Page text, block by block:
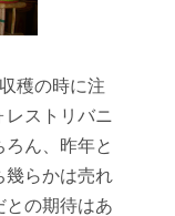
穫の時に注
ストリバニ
ん、昨年と
幾らかは売れ
との期待はあ